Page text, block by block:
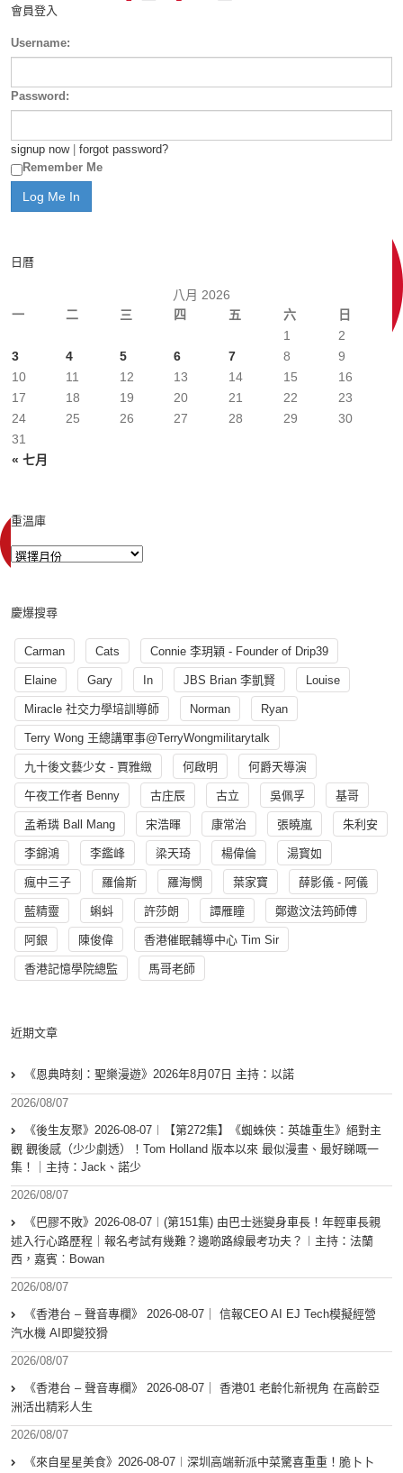
會員登入
Username:
Password:
signup now| forgot password?
Remember Me
日曆
八月 2026
一
二 三 四 五 六 日
« 七月
1
2
3
4 5 6 7 8
9
10
11 12 13 14 15
16
17
18 19 20 21 22
23
24
25 26 27 28 29
30
31
重溫庫
慶爆搜尋
Carman Cats Connie 李玥穎 - Founder of Drip39
Elaine Gary In JBS Brian 李凱賢 Louise
Miracle 社交力學培訓導師 Norman Ryan
Terry Wong 王總講軍事@TerryWongmilitarytalk
九十後文藝少女 - 賈雅緻 何啟明 何爵天導演
午夜工作者 Benny 古庄辰 古立 吳佩孚 基哥
孟希璘 Ball Mang 宋浩暉 康常治 張曉嵐 朱利安
李錦鴻 李鑑峰 梁天琦 楊偉倫 湯寳如
瘋中三子 羅倫斯 羅海憫 葉家寶 薛影儀 - 阿儀
藍精靈 蝌蚪 許莎朗 譚雁瞳 鄭遨汶法筠師傅
阿銀 陳俊偉 香港催眠輔導中心 Tim Sir
香港記憶學院總監 馬哥老師
近期文章
《恩典時刻：聖樂漫遊》2026年8月07日 主持：以諾
2026/08/07
《後生友聚》2026-08-07︱【第272集】《蜘蛛俠：英雄重生》絕對主
觀 觀後感（少少劇透）！Tom Holland 版本以來 最似漫畫、最好睇嘅一
集！｜主持：Jack、諾少
2026/08/07
《巴膠不敗》2026-08-07︱(第151集) 由巴士迷變身車長！年輕車長親
述入行心路歷程｜報名考試有幾難？邊啲路線最考功夫？︱主持：法蘭
西，嘉賓︰Bowan
2026/08/07
《香港台 – 聲音專欄》 2026-08-07｜ 信報CEO AI EJ Tech模擬經營
汽水機 AI即變狡猾
2026/08/07
《香港台 – 聲音專欄》 2026-08-07｜ 香港01 老齡化新視角 在高齡亞
洲活出精彩人生
2026/08/07
《來自星星美食》2026-08-07︱深圳高端新派中菜驚喜重重！脆卜卜